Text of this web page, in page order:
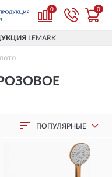
0 0
LEMARK
ПОПУЛЯРНЫЕ